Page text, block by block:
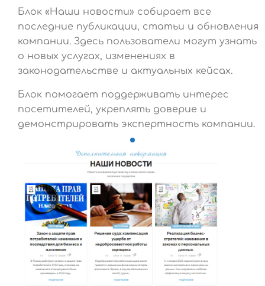
Блок «Наши новости» собирает все
последние публикации, статьи и обновления
компании. Здесь пользователи могут узнать
о новых услугах, изменениях в
законодательстве и актуальных кейсах.
Блок помогает поддерживать интерес
посетителей, укреплять доверие и
демонстрировать экспертность компании.